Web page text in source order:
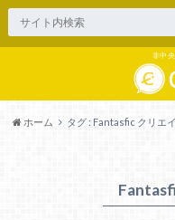
非中
ホーム タグ : Fantasfic クリエ